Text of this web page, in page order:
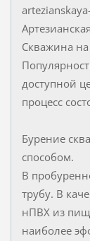
Скважина на
доступной
процесс
Бурение
способом.
В
трубу. В
нПВХ из
наиболее